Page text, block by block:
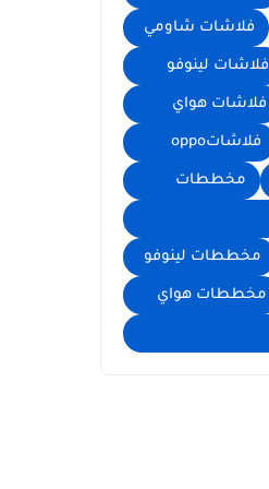
فلاشات شاومي
فلاشات لينوفو
فلاشات هواي
فلاشاتoppo
مخططات
مخططات لينوفو
مخططات هواي